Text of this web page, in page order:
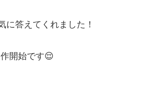
答えてくれました！
開始です😌